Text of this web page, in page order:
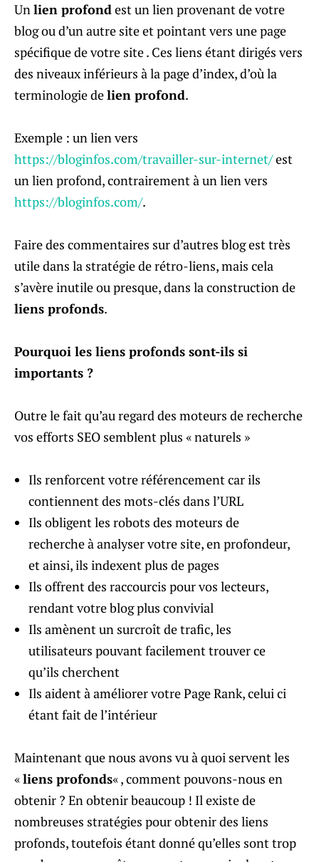
Unlien profondest un lien provenant de votre
blog ou d’un autre site et pointant vers une page
spécifique de votre site . Ces liens étant dirigés vers
des niveaux inférieurs à la page d’index, d’où la
terminologie delien profond.
Exemple : un lien vers
https://bloginfos.com/travailler-sur-internet/est
un lien profond, contrairement à un lien vers
https://bloginfos.com/.
Faire des commentaires sur d’autres blog est très
utile dans la stratégie de rétro-liens, mais cela
s’avère inutile ou presque, dans la construction de
liens profonds.
Pourquoi les liens profonds sont-ils si
importants ?
Outre le fait qu’au regard des moteurs de recherche
vos efforts SEO semblent plus « naturels »
Ils renforcent votre référencement car ils
contiennent des mots-clés dans l’URL
Ils obligent les robots des moteurs de
recherche à analyser votre site, en profondeur,
et ainsi, ils indexent plus de pages
Ils offrent des raccourcis pour vos lecteurs,
rendant votre blog plus convivial
Ils amènent un surcroît de trafic, les
utilisateurs pouvant facilement trouver ce
qu’ils cherchent
Ils aident à améliorer votre Page Rank, celui ci
étant fait de l’intérieur
Maintenant que nous avons vu à quoi servent les
«liens profonds« , comment pouvons-nous en
obtenir ? En obtenir beaucoup ! Il existe de
nombreuses stratégies pour obtenir des liens
profonds, toutefois étant donné qu’elles sont trop